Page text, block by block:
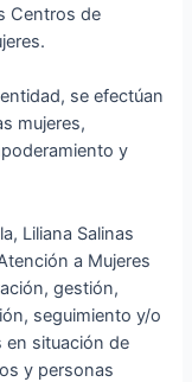
Centros de
se efectúan
mujeres,
y
Liliana Salinas
a Mujeres
gestión,
seguimiento y/o
en situación de
y personas